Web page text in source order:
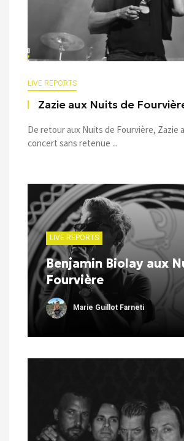
LIVE REPORTS
Zazie aux Nuits de
De retour aux Nuits de Fourvière, Zazie
concert sans retenue ...
LIVE REPORTS
Benjamin Biolay aux
Fourvière
Marie Guillot Farneti